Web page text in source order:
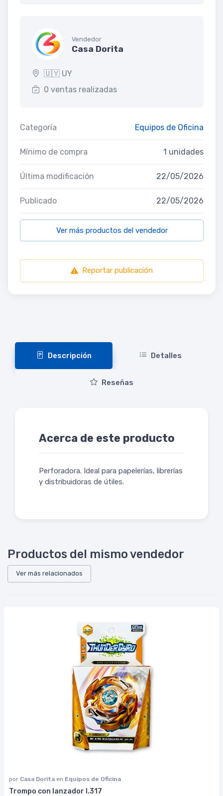
Vendedor
Casa Dorita
🇺🇾 UY
0 ventas realizadas
Categoría Equipos de Oficina
Mínimo de compra 1 unidades
Última modificación 22/05/2026
Publicado 22/05/2026
Ver más productos del vendedor
Reportar publicación
Descripción Detalles
Reseñas
Acerca de este producto
Perforadora. Ideal para papelerías, librerías
y distribuidoras de útiles.
Productos del mismo vendedor
Ver más relacionados
por Casa Dorita en Equipos de Oficina
Trompo con lanzador I.317